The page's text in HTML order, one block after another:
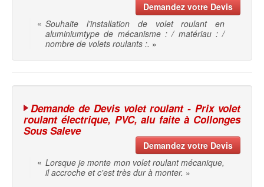
Demandez votre Devis
« Souhaite l'installation de volet roulant en
aluminiumtype de mécanisme : / matériau : /
nombre de volets roulants :. »
Demande de Devis volet roulant - Prix volet
roulant électrique, PVC, alu faite à Collonges
Sous Saleve
Demandez votre Devis
« Lorsque je monte mon volet roulant mécanique,
il accroche et c'est très dur à monter. »